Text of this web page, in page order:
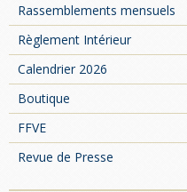
Rassemblements mensuels
Règlement Intérieur
Calendrier 2026
Boutique
FFVE
Revue de Presse